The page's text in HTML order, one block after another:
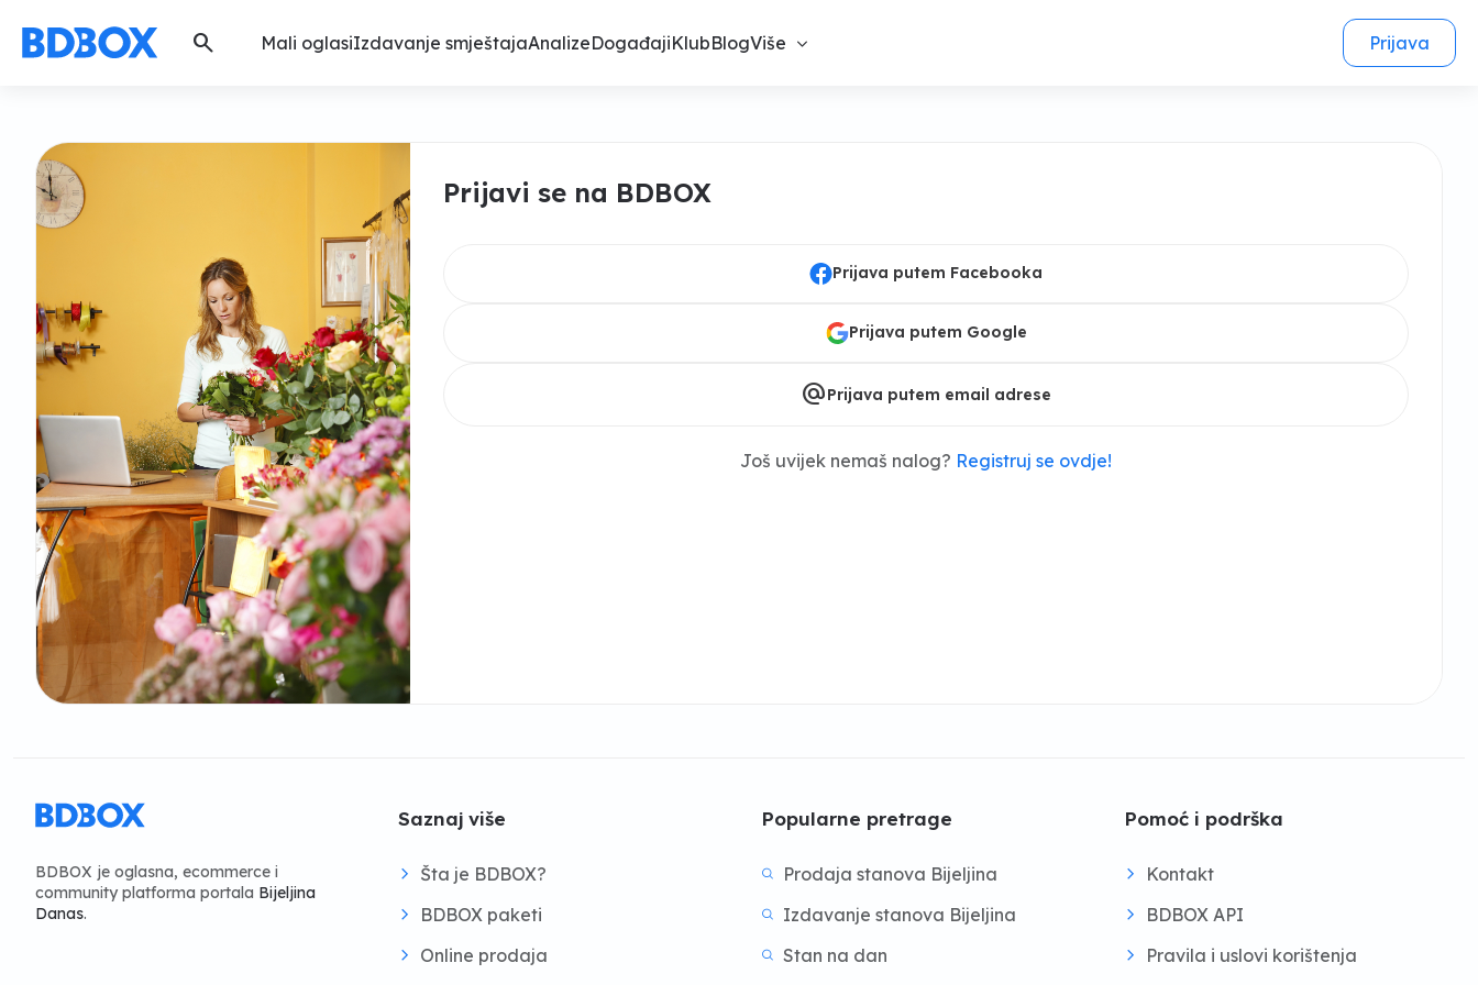
search Mali oglasiIzdavanje smještajaAnalizeDogađajiKlubBlogViše Prijava
Prijavi se na BDBOX
Prijava putem Facebooka
Prijava putem Google
alternate_emailPrijava putem email adrese
Još uvijek nemaš nalog? Registruj se ovdje!
BDBOX je oglasna, ecommerce i
community platforma portala Bijeljina
Danas.
Saznaj više
Šta je BDBOX?
BDBOX paketi
Online prodaja
Popularne pretrage
Prodaja stanova Bijeljina
Izdavanje stanova Bijeljina
Stan na dan
Pomoć i podrška
Kontakt
BDBOX API
Pravila i uslovi korištenja